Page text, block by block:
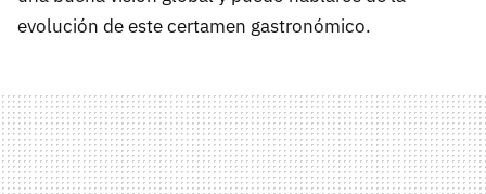
evolución de este certamen gastronómico.